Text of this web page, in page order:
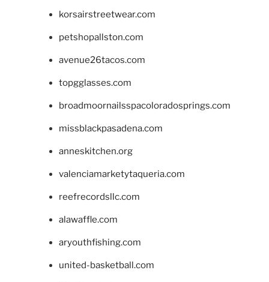
korsairstreetwear.com
petshopallston.com
avenue26tacos.com
topgglasses.com
broadmoornailsspacoloradosprings.com
missblackpasadena.com
anneskitchen.org
valenciamarketytaqueria.com
reefrecordsllc.com
alawaffle.com
aryouthfishing.com
united-basketball.com